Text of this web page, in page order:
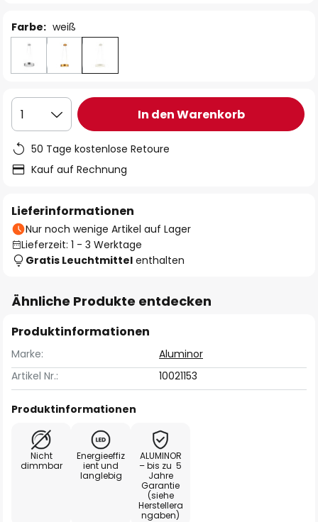
Farbe: weiß
1 In den Warenkorb
50 Tage kostenlose Retoure
Kauf auf Rechnung
Lieferinformationen
Nur noch wenige Artikel auf Lager
Lieferzeit: 1 - 3 Werktage
Gratis Leuchtmittel enthalten
Ähnliche Produkte entdecken
Produktinformationen
Marke:
Aluminor
Artikel Nr.:
10021153
Produktinformationen
Nicht
dimmbar
Energieeffiz
ient und
langlebig
ALUMINOR
– bis zu 5
Jahre
Garantie
(siehe
Herstellera
ngaben)